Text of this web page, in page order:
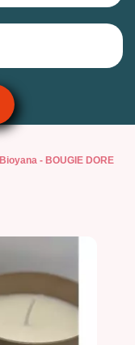
- BOUGIE DORE